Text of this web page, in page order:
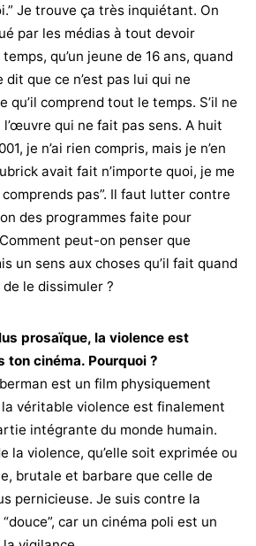
Je trouve ça très inquiétant. On
par les médias à tout devoir
qu’un jeune de 16 ans, quand
que ce n’est pas lui qui ne
qu’il comprend tout le temps. S’il ne
l’œuvre qui ne fait pas sens. A huit
je n’ai rien compris, mais je n’en
avait fait n’importe quoi, je me
pas”. Il faut lutter contre
des programmes faite pour
peut-on penser que
un sens aux choses qu’il fait quand
le dissimuler ?
prosaïque, la violence est
ton cinéma. Pourquoi ?
est un film physiquement
véritable violence est finalement
intégrante du monde humain.
la violence, qu’elle soit exprimée ou
brutale et barbare que celle de
pernicieuse. Je suis contre la
car un cinéma poli est un